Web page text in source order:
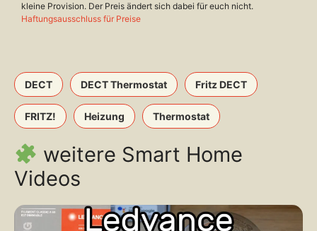
kleine Provision. Der Preis ändert sich dabei für euch nicht.
Haftungsausschluss für Preise
DECT DECT Thermostat Fritz DECT
FRITZ! Heizung Thermostat
weitere Smart Home
Videos